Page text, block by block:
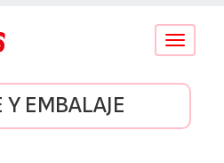
Conmutar
Y EMBALAJE